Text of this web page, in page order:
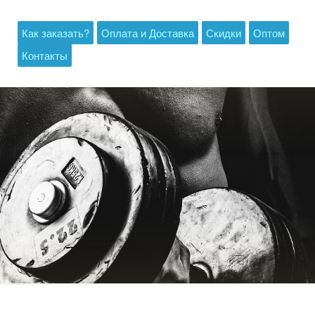
Как заказать? Оплата и Доставка Скидки
Оптом
Контакты